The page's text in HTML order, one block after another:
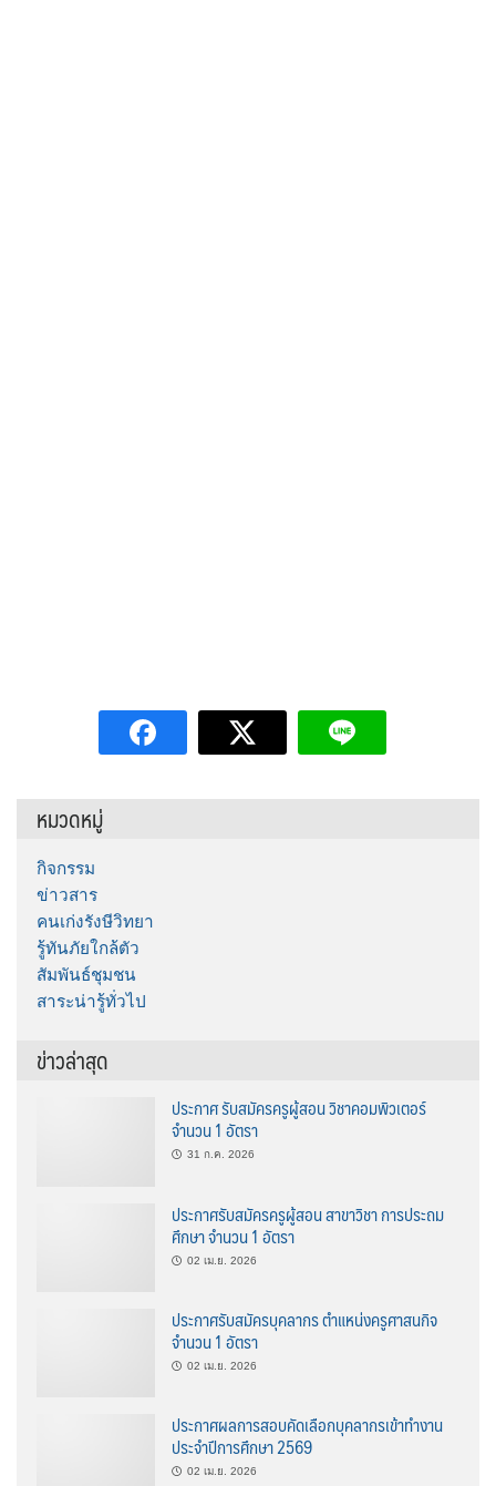
หมวดหมู่
กิจกรรม
ข่าวสาร
คนเก่งรังษีวิทยา
รู้ทันภัยใกล้ตัว
สัมพันธ์ชุมชน
สาระน่ารู้ทั่วไป
ข่าวล่าสุด
ประกาศ รับสมัครครูผู้สอน วิชาคอมพิวเตอร์
จำนวน 1 อัตรา
31 ก.ค. 2026
ประกาศรับสมัครครูผู้สอน สาขาวิชา การประถม
ศึกษา จำนวน 1 อัตรา
02 เม.ย. 2026
ประกาศรับสมัครบุคลากร ตำแหน่งครูศาสนกิจ
จำนวน 1 อัตรา
02 เม.ย. 2026
ประกาศผลการสอบคัดเลือกบุคลากรเข้าทำงาน
ประจำปีการศึกษา 2569
02 เม.ย. 2026